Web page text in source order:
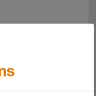
–
snyggt
Titta på